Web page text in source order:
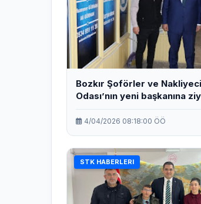
Bozkır Şoförler ve
Odası’nın yeni başkanına
4/04/2026 08:18:00 ÖÖ
STK HABERLERI